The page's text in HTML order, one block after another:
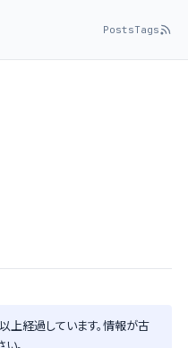
PostsTags
上経過しています。情報が古